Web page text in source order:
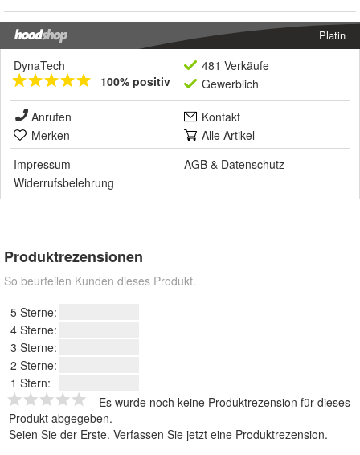
Platin
DynaTech
100% positiv
481 Verkäufe
Gewerblich
Anrufen
Kontakt
Merken
Alle Artikel
Impressum
AGB & Datenschutz
Widerrufsbelehrung
Produktrezensionen
So beurteilen Kunden dieses Produkt.
5 Sterne:
4 Sterne:
3 Sterne:
2 Sterne:
1 Stern:
Es wurde noch keine Produktrezension für dieses
Produkt abgegeben.
Seien Sie der Erste. Verfassen Sie jetzt eine Produktrezension.